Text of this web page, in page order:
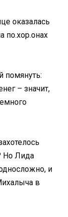
оказалась
по.хор.онах
помянуть:
– значит,
Но Лида
и
в